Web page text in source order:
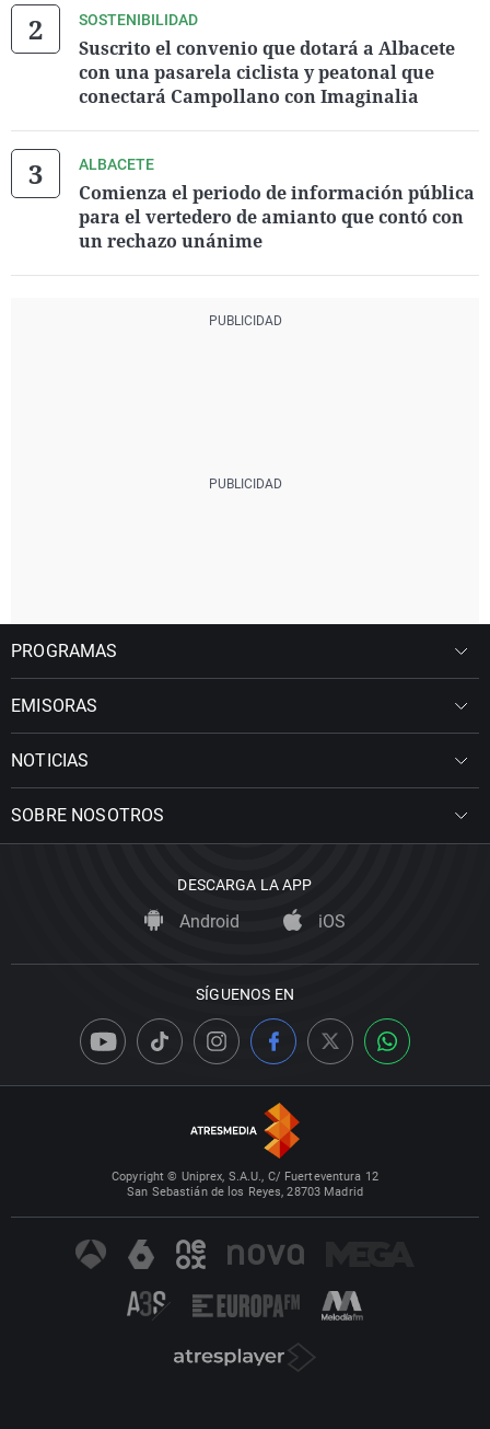
SOSTENIBILIDAD
Suscrito el convenio que dotará a Albacete
con una pasarela ciclista y peatonal que
conectará Campollano con Imaginalia
ALBACETE
Comienza el periodo de información pública
para el vertedero de amianto que contó con
un rechazo unánime
PROGRAMAS
EMISORAS
NOTICIAS
SOBRE NOSOTROS
DESCARGA LA APP
Android iOS
SÍGUENOS EN
Copyright © Uniprex, S.A.U., C/ Fuerteventura 12
San Sebastián de los Reyes, 28703 Madrid